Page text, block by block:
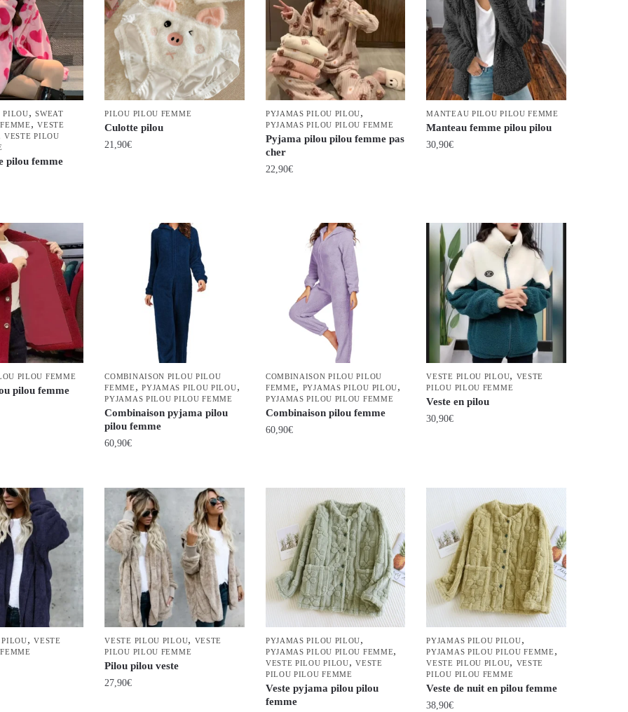
variations.
Les
options
peuvent
être
choisies
sur
la
page
variations.
options
peuvent
être
choisies
sur
la
page
du
variations.
Les
options
peuvent
être
choisies
sur
la
page
PILOU,SWEAT
,VESTE
VESTE PILOU
pilou femme
PILOU PILOU FEMME
Culotte pilou
21,90€
page
du
produit
PYJAMAS PILOU PILOU,
PYJAMAS PILOU PILOU FEMME
Pyjama pilou pilou femme pas
cher
22,90€
variations.
options
peuvent
la
page
MANTEAU PILOU PILOU FEMME
Manteau femme pilou pilou
30,90€
plusieurs
variations.
Les
options
peuvent
être
choisies
la
page
du
produit
PILOU FEMME
pilou femme
COMBINAISON PILOU PILOU
FEMME,PYJAMAS PILOU PILOU,
PYJAMAS PILOU PILOU FEMME
Combinaison pyjama pilou
pilou femme
60,90€
produit
plusieurs
variations.
Les
options
peuvent
être
choisies
sur
la
page
COMBINAISON PILOU PILOU
FEMME, PYJAMAS PILOU PILOU,
PYJAMAS PILOU PILOU FEMME
Combinaison pilou femme
60,90€
a
variations.
Les
options
peuvent
être
choisies
sur
la
page
du
produit
VESTE PILOU PILOU, VESTE
PILOU PILOU FEMME
Veste en pilou
30,90€
variations.
Les
options
peuvent
être
choisies
la
page
du
produit
,VESTE
VESTE PILOU PILOU, VESTE
PILOU PILOU FEMME
Pilou pilou veste
27,90€
PYJAMAS PILOU PILOU,
PYJAMAS PILOU PILOU FEMME,
VESTE PILOU PILOU,VESTE
PILOU PILOU FEMME
Veste pyjama pilou pilou
femme
PYJAMAS PILOU PILOU,
PYJAMAS PILOU PILOU FEMME,
VESTE PILOU PILOU, VESTE
PILOU PILOU FEMME
Veste de nuit en pilou femme
38,90€